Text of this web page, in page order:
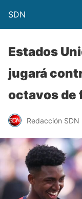
SDN
Estados
jugará
octavos de
Redacción SDN